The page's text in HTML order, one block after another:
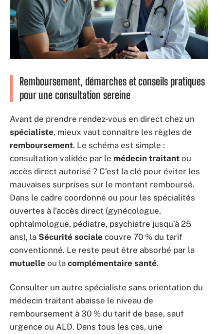
Remboursement, démarches et conseils pratiques
pour une consultation sereine
Avant de prendre rendez-vous en direct chez un
spécialiste, mieux vaut connaître les règles de
remboursement. Le schéma est simple :
consultation validée par le médecin traitant ou
accès direct autorisé ? C’est la clé pour éviter les
mauvaises surprises sur le montant remboursé.
Dans le cadre coordonné ou pour les spécialités
ouvertes à l’accès direct (gynécologue,
ophtalmologue, pédiatre, psychiatre jusqu’à 25
ans), la Sécurité sociale couvre 70 % du tarif
conventionné. Le reste peut être absorbé par la
mutuelle ou la complémentaire santé.
Consulter un autre spécialiste sans orientation du
médecin traitant abaisse le niveau de
remboursement à 30 % du tarif de base, sauf
urgence ou ALD. Dans tous les cas, une